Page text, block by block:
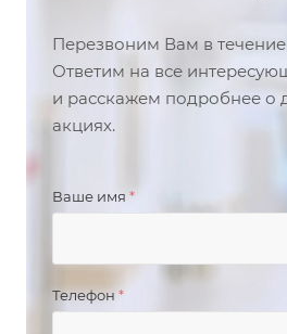
Перезвоним Вам в течение
Ответим на все
и расскажем подробнее о
акциях.
Ваше имя *
Телефон*